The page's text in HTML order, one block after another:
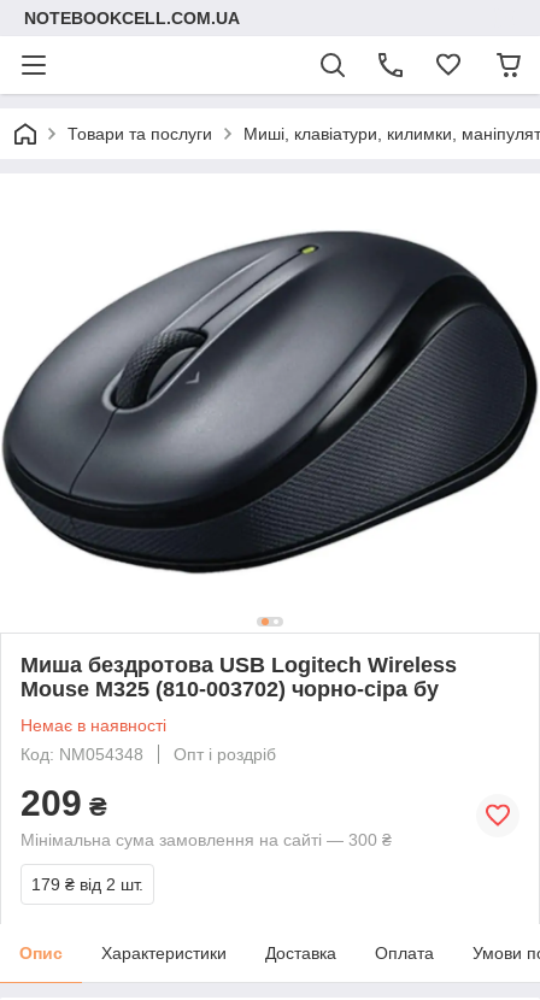
NOTEBOOKCELL.COM.UA
Товари та послуги Миші, клавіатури, килимки,
Миша бездротова USB Logitech Wireless
Mouse M325 (810-003702) чорно-сіра бу
Немає в наявності
Код: NM054348
Опт і роздріб
209 ₴
Мінімальна сума замовлення на сайті — 300 ₴
179 ₴ від 2 шт.
Опис Характеристики Доставка Оплата Умови